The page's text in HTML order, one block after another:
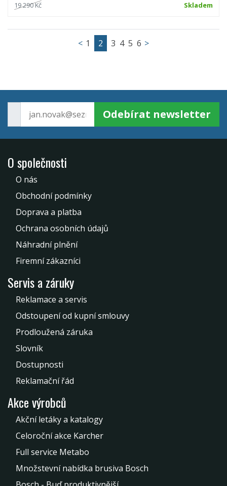
19 290 Kč Skladem
< 1 2 3 4 5 6 >
Odebírat newsletter
O společnosti
O nás
Obchodní podmínky
Doprava a platba
Ochrana osobních údajů
Náhradní plnění
Firemní zákazníci
Servis a záruky
Reklamace a servis
Odstoupení od kupní smlouvy
Prodloužená záruka
Slovník
Dostupnosti
Reklamační řád
Akce výrobců
Akční letáky a katalogy
Celoroční akce Karcher
Full service Metabo
Množstevní nabídka brusiva Bosch